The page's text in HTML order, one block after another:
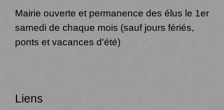
Mairie ouverte et permanence des élus le 1er
samedi de chaque mois (sauf jours fériés,
ponts et vacances d'été)
Liens